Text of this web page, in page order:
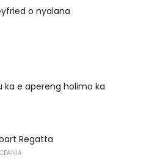
o nyalana
ka e apereng holimo ka
Regatta